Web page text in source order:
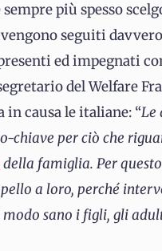
più spesso
seguiti
ed impegnati
del Welfare
causa le italiane: “Le
chiave per ciò che
della famiglia. Per
a loro, perché
sano i figli, gli